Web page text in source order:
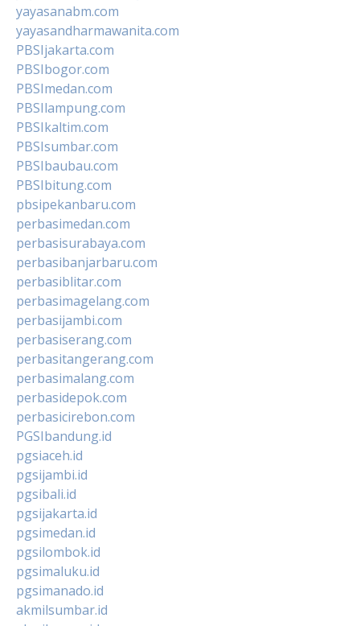
yayasanabm.com
yayasandharmawanita.com
PBSIjakarta.com
PBSIbogor.com
PBSImedan.com
PBSIlampung.com
PBSIkaltim.com
PBSIsumbar.com
PBSIbaubau.com
PBSIbitung.com
pbsipekanbaru.com
perbasimedan.com
perbasisurabaya.com
perbasibanjarbaru.com
perbasiblitar.com
perbasimagelang.com
perbasijambi.com
perbasiserang.com
perbasitangerang.com
perbasimalang.com
perbasidepok.com
perbasicirebon.com
PGSIbandung.id
pgsiaceh.id
pgsijambi.id
pgsibali.id
pgsijakarta.id
pgsimedan.id
pgsilombok.id
pgsimaluku.id
pgsimanado.id
akmilsumbar.id